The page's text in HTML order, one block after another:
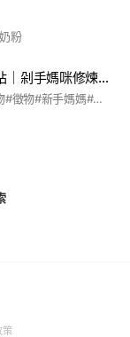
粉
📦 續寫美好｜母嬰用品好物延續站｜剁手媽咪修煉場｜新手媽咪的選物交換所✨
#母嬰用品#出清#全新#二手#恩典#換物#徵物#新手媽媽#新手爸爸#母嬰交流#尿布#濕紙巾#玩具#寶寶衣服#嬰兒用品#禁廣告禁詐騙禁分潤連結#友善溫暖#愛心循環 ✨除違法之物之外，只要妳（你）想賣就能賣✨ 🩰慢慢起步中，一起進來營造美好的交易環境🧸
策(Open